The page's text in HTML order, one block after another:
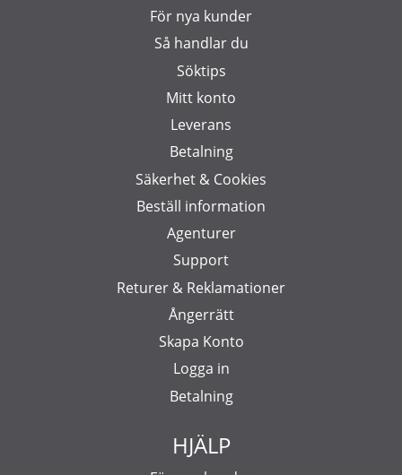
För nya kunder
Så handlar du
Söktips
Mitt konto
Leverans
Betalning
Säkerhet & Cookies
Beställ information
Agenturer
Support
Returer & Reklamationer
Ångerrätt
Skapa Konto
Logga in
Betalning
HJÄLP